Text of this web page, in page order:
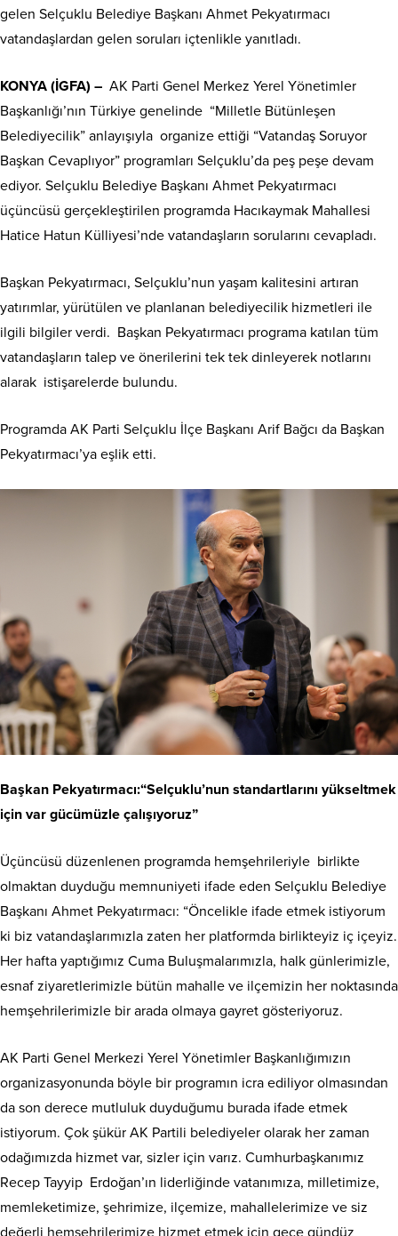
gelen Selçuklu Belediye Başkanı Ahmet Pekyatırmacı
vatandaşlardan gelen soruları içtenlikle yanıtladı.
KONYA (İGFA) – AK Parti Genel Merkez Yerel Yönetimler
Başkanlığı’nın Türkiye genelinde “Milletle Bütünleşen
Belediyecilik” anlayışıyla organize ettiği “Vatandaş Soruyor
Başkan Cevaplıyor” programları Selçuklu’da peş peşe devam
ediyor. Selçuklu Belediye Başkanı Ahmet Pekyatırmacı
üçüncüsü gerçekleştirilen programda Hacıkaymak Mahallesi
Hatice Hatun Külliyesi’nde vatandaşların sorularını cevapladı.
Başkan Pekyatırmacı, Selçuklu’nun yaşam kalitesini artıran
yatırımlar, yürütülen ve planlanan belediyecilik hizmetleri ile
ilgili bilgiler verdi. Başkan Pekyatırmacı programa katılan tüm
vatandaşların talep ve önerilerini tek tek dinleyerek notlarını
alarak istişarelerde bulundu.
Programda AK Parti Selçuklu İlçe Başkanı Arif Bağcı da Başkan
Pekyatırmacı’ya eşlik etti.
Başkan Pekyatırmacı:“Selçuklu’nun standartlarını yükseltmek
için var gücümüzle çalışıyoruz”
Üçüncüsü düzenlenen programda hemşehrileriyle birlikte
olmaktan duyduğu memnuniyeti ifade eden Selçuklu Belediye
Başkanı Ahmet Pekyatırmacı: “Öncelikle ifade etmek istiyorum
ki biz vatandaşlarımızla zaten her platformda birlikteyiz iç içeyiz.
Her hafta yaptığımız Cuma Buluşmalarımızla, halk günlerimizle,
esnaf ziyaretlerimizle bütün mahalle ve ilçemizin her noktasında
hemşehrilerimizle bir arada olmaya gayret gösteriyoruz.
AK Parti Genel Merkezi Yerel Yönetimler Başkanlığımızın
organizasyonunda böyle bir programın icra ediliyor olmasından
da son derece mutluluk duyduğumu burada ifade etmek
istiyorum. Çok şükür AK Partili belediyeler olarak her zaman
odağımızda hizmet var, sizler için varız. Cumhurbaşkanımız
Recep Tayyip Erdoğan’ın liderliğinde vatanımıza, milletimize,
memleketimize, şehrimize, ilçemize, mahallelerimize ve siz